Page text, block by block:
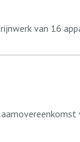
van 16